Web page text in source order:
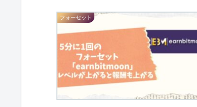
フォーセット